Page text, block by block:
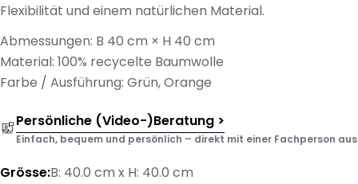
Flexibilität und einem natürlichen Material.
Abmessungen: B 40 cm × H 40 cm
Material: 100% recycelte Baumwolle
Farbe / Ausführung: Grün, Orange
Persönliche (Video-)Beratung >
Einfach, bequem und persönlich – direkt mit einer Fachperson aus
Grösse:B: 40.0 cm x H: 40.0 cm